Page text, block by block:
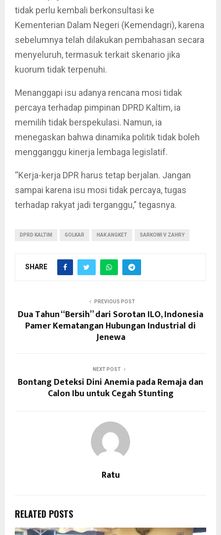
tidak perlu kembali berkonsultasi ke
Kementerian Dalam Negeri (Kemendagri), karena
sebelumnya telah dilakukan pembahasan secara
menyeluruh, termasuk terkait skenario jika
kuorum tidak terpenuhi.
Menanggapi isu adanya rencana mosi tidak
percaya terhadap pimpinan DPRD Kaltim, ia
memilih tidak berspekulasi. Namun, ia
menegaskan bahwa dinamika politik tidak boleh
mengganggu kinerja lembaga legislatif.
“Kerja-kerja DPR harus tetap berjalan. Jangan
sampai karena isu mosi tidak percaya, tugas
terhadap rakyat jadi terganggu,” tegasnya.
DPRD KALTIM GOLKAR HAK ANGKET SARKOWI V ZAHRY
SHARE
PREVIOUS POST
Dua Tahun “Bersih” dari Sorotan ILO, Indonesia
Pamer Kematangan Hubungan Industrial di
Jenewa
NEXT POST
Bontang Deteksi Dini Anemia pada Remaja dan
Calon Ibu untuk Cegah Stunting
Ratu
RELATED POSTS